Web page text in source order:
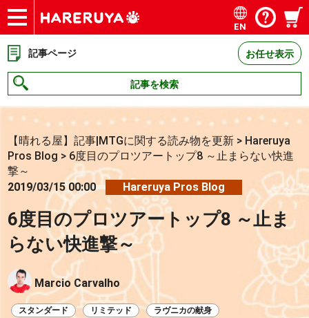
ショップ
買取
記事
デッキ検索
デッキ構築
選手一覧
店舗一覧
イベント
お問い合わせ
EN
記事ページ お任せ表示
記事を検索
【晴れる屋】記事|MTGに関する読み物を更新 > Hareruya
Pros Blog > 6度目のプロツアートップ8 ～止まらない快進
撃～
2019/03/15 00:00
Hareruya Pros Blog
6度目のプロツアートップ8 ～止ま
らない快進撃～
Marcio Carvalho
スタンダード リミテッド ラヴニカの献身